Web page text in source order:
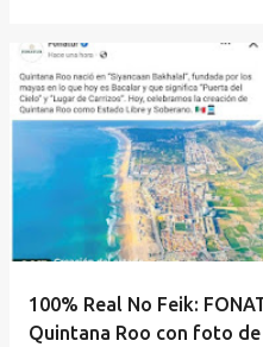
100% Real No Feik:
Quintana Roo con foto de